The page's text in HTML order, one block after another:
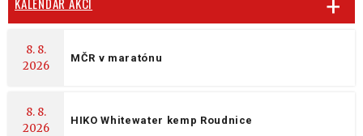
8. 8.
2026
MČR v maratónu
8. 8.
2026
HIKO Whitewater kemp Roudnice